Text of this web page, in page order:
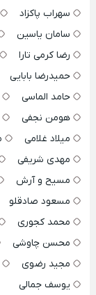
سهراب پاکزاد
سامان یاسین
رضا کرمی تارا
حمیدرضا بابایی
حامد الماسی
هومن نجفی
میلاد غلامی
مهدی شریفی
مسیح و آرش
مسعود صادقلو
محمد کجوری
محسن چاوشی
مجید رضوی
یوسف جمالی